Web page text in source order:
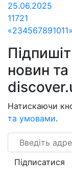
25.06.2025
11721
«234567891011»
новин та
Натискаючи
та умовами.
Email
Підписатися